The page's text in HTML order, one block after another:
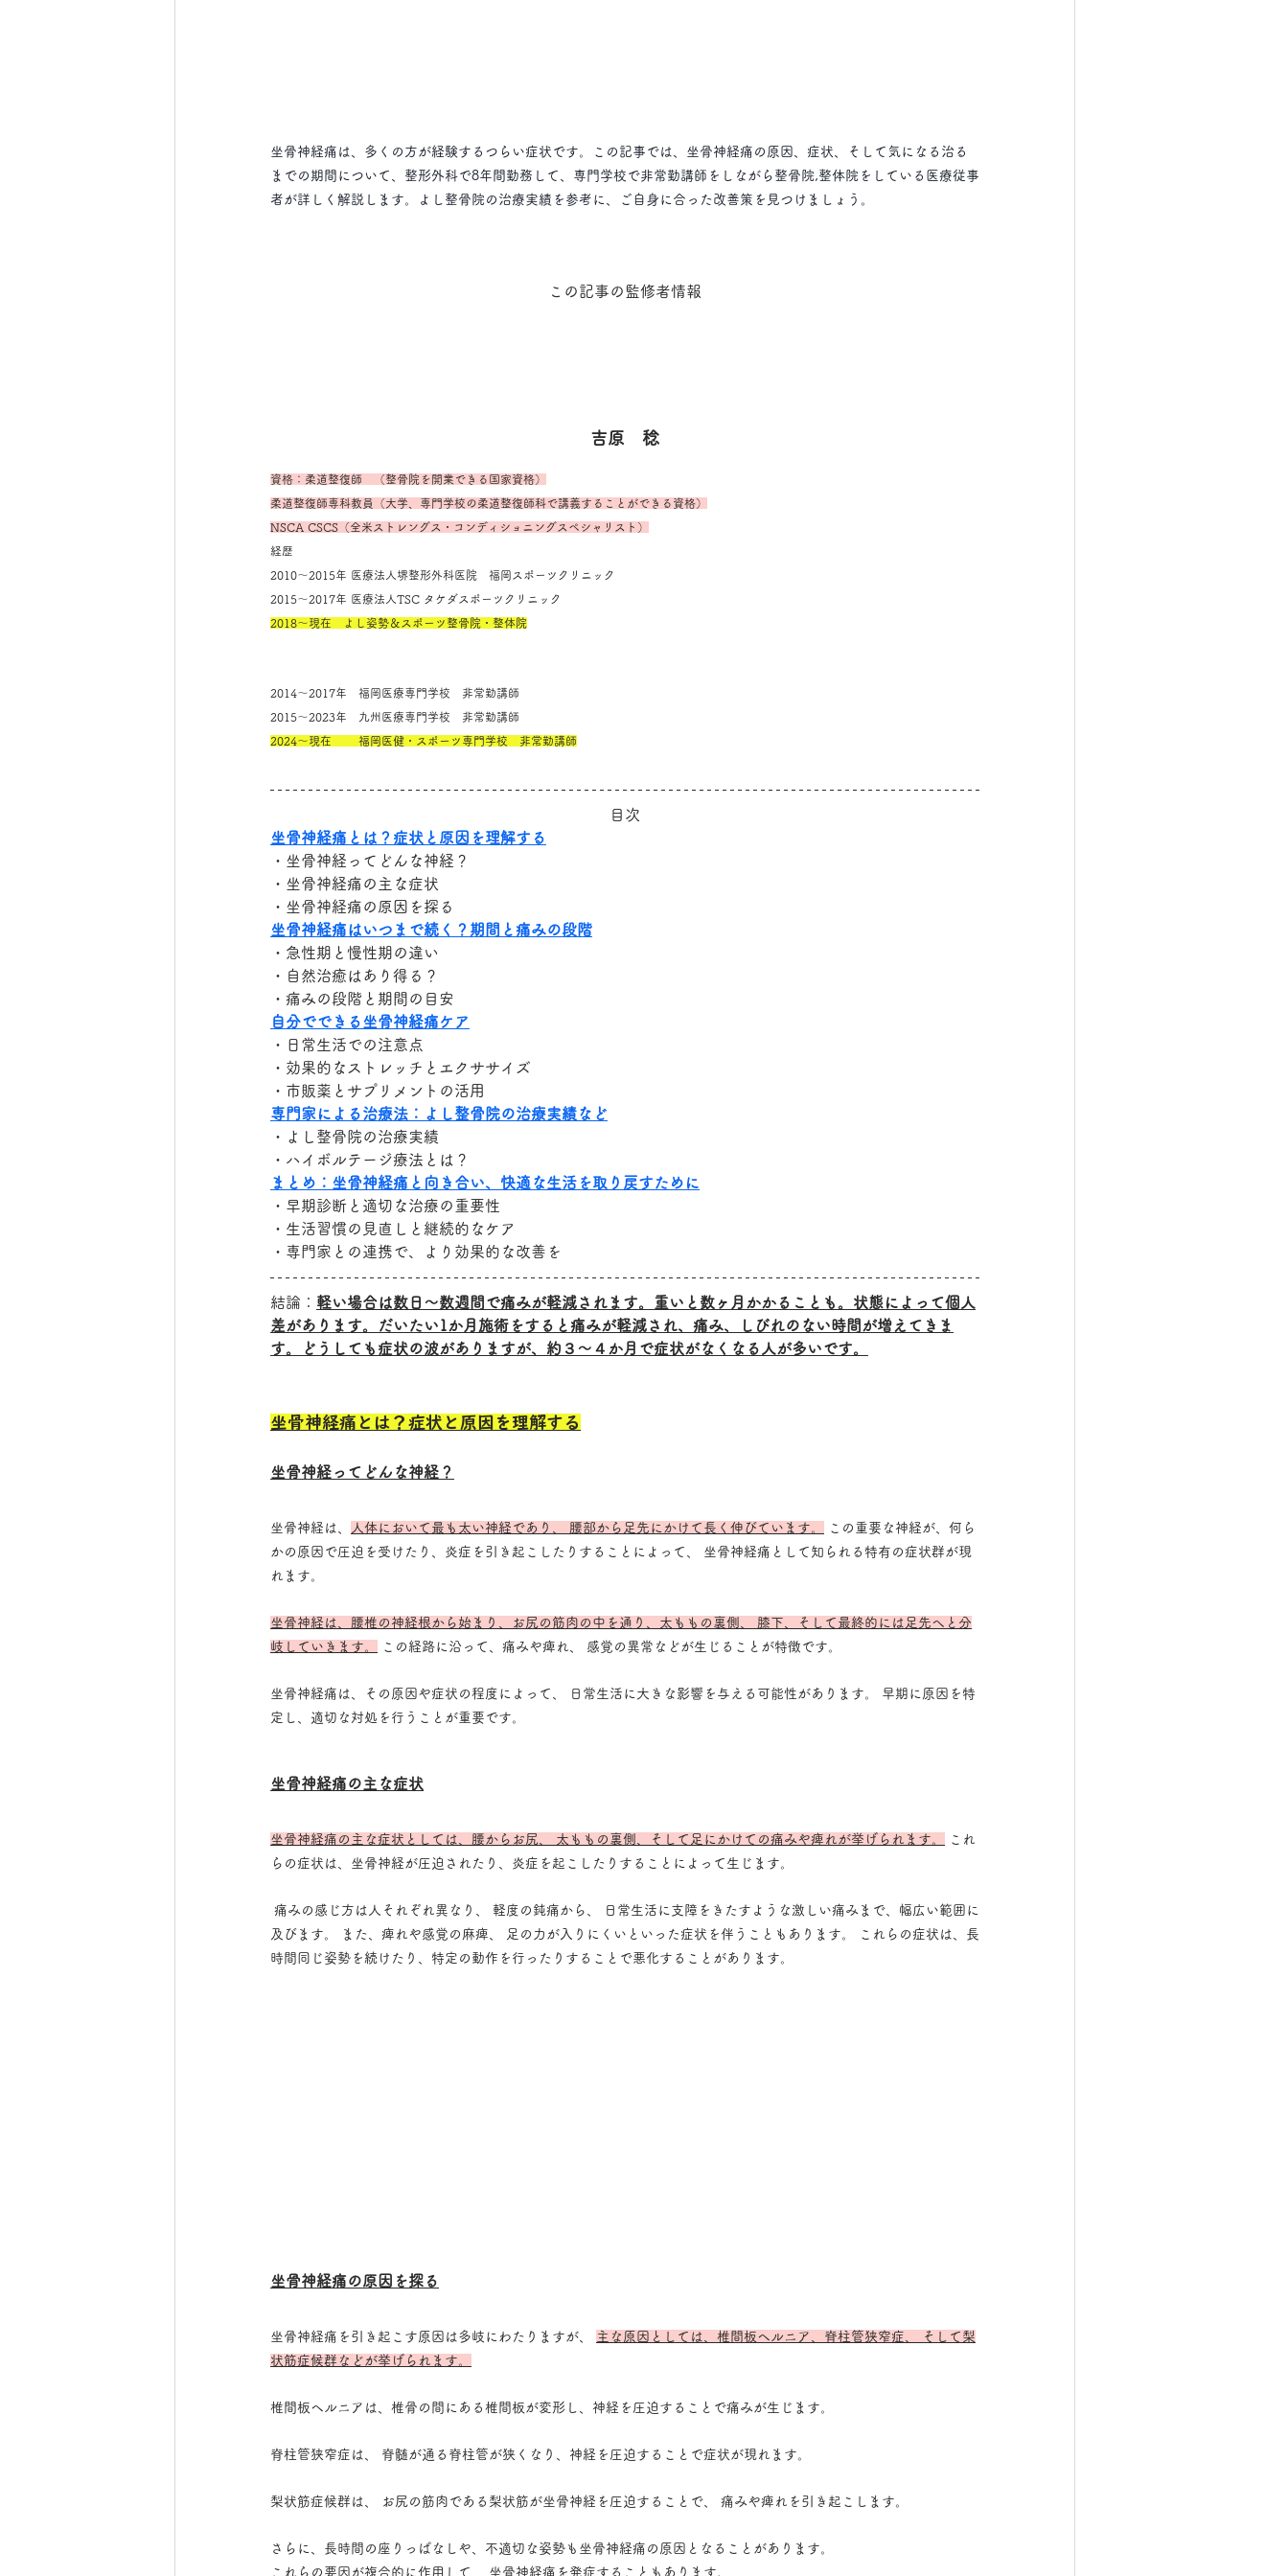
坐骨神経痛は、多くの方が経験するつらい症状です。この記事では、坐骨神経痛の原因、症状、そして気になる治る
までの期間について、 整形外科で8年間勤務して、専門学校で非常勤講師をしながら整骨院,整体院をしている医療従事
者が詳しく解説します。
よし整骨院の治療実績を参考に、ご自身に合った改善策を見つけましょう。
この記事の監修者情報
吉原　稔
資格：柔道整復師　（整骨院を開業できる国家資格）
柔道整復師専科教員（大学、専門学校の柔道整復師科で講義することができる資格）
NSCA CSCS（全米ストレングス・コンディショニングスペシャリスト）
経歴
2010～2015年 医療法人堺整形外科医院　福岡スポーツクリニック
2015～2017年 医療法人TSC タケダスポーツクリニック
2018～現在　よし姿勢＆スポーツ整骨院・整体院
2014～2017年　福岡医療専門学校　非常勤講師
2015～2023年　九州医療専門学校　非常勤講師
2024～現在　　 福岡医健・スポーツ専門学校　非常勤講師
目次
坐骨神経痛とは？症状と原因を理解する
・坐骨神経ってどんな神経？
・坐骨神経痛の主な症状
・坐骨神経痛の原因を探る
坐骨神経痛はいつまで続く？期間と痛みの段階
・急性期と慢性期の違い
・自然治癒はあり得る？
・痛みの段階と期間の目安
自分でできる坐骨神経痛ケア
・日常生活での注意点
・効果的なストレッチとエクササイズ
・市販薬とサプリメントの活用
専門家による治療法：よし整骨院の治療実績など
・よし整骨院の治療実績
・ハイボルテージ療法とは？
まとめ：坐骨神経痛と向き合い、快適な生活を取り戻すために
・早期診断と適切な治療の重要性
・生活習慣の見直しと継続的なケア
・専門家との連携で、より効果的な改善を
結論： 軽い場合は数日～数週間で痛みが軽減されます。重いと数ヶ月かかることも。状態によって個人
差があります。だいたい1か月施術をすると痛みが軽減され、痛み、しびれのない時間が増えてきま
す。どうしても症状の波がありますが、約３～４か月で症状がなくなる人が多いです。
坐骨神経痛とは？症状と原因を理解する
坐骨神経ってどんな神経？
坐骨神経は、 人体において最も太い神経であり、 腰部から足先にかけて長く伸びています。
この重要な神経が、何ら
かの原因で圧迫を受けたり、炎症を引き起こしたりすることによって、 坐骨神経痛として知られる特有の症状群が現
れます。
坐骨神経は、腰椎の神経根から始まり、お尻の筋肉の中を通り、太ももの裏側、 膝下、そして最終的には足先へと分
岐していきます。
この経路に沿って、痛みや痺れ、 感覚の異常などが生じることが特徴です。
坐骨神経痛は、その原因や症状の程度によって、 日常生活に大きな影響を与える可能性があります。 早期に原因を特
定し、適切な対処を行うことが重要です。
坐骨神経痛の主な症状
坐骨神経痛の主な症状としては、腰からお尻、 太ももの裏側、そして足にかけての痛みや痺れが挙げられます。
これ
らの症状は、坐骨神経が圧迫されたり、炎症を起こしたりすることによって生じます。
及びます。 また、痺れや感覚の麻痺、 足の力が入りにくいといった症状を伴うこともあります。 これらの症状は、長
時間同じ姿勢を続けたり、特定の動作を行ったりすることで悪化することがあります。
坐骨神経痛の原因を探る
坐骨神経痛を引き起こす原因は多岐にわたりますが、
主な原因としては、椎間板ヘルニア、脊柱管狭窄症、 そして梨
状筋症候群などが挙げられます。
椎間板ヘルニアは、椎骨の間にある椎間板が変形し、神経を圧迫することで痛みが生じます。
脊柱管狭窄症は、 脊髄が通る脊柱管が狭くなり、神経を圧迫することで症状が現れます。
梨状筋症候群は、 お尻の筋肉である梨状筋が坐骨神経を圧迫することで、 痛みや痺れを引き起こします。
さらに、長時間の座りっぱなしや、不適切な姿勢も坐骨神経痛の原因となることがあります。
これらの要因が複合的に作用して、 坐骨神経痛を発症することもあります。